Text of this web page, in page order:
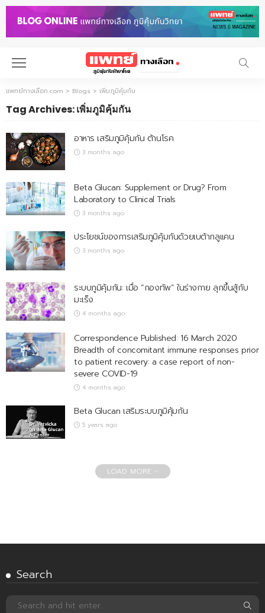
แพทย์ทางเลือก.com > Blogs > เพิ่มภูมิคุ้มกัน
Tag Archives: เพิ่มภูมิคุ้มกัน
อาหาร เสริมภูมิคุ้มกัน ต้านโรค
3 months ago
Beta Glucan: Supplement or Drug? From
Laboratory to Clinical Trials
3 months ago
ประโยชน์ของการเสริมภูมิคุ้มกันด้วยเบต้ากลูแคน
3 months ago
ระบบภูมิคุ้มกัน: เมื่อ “กองทัพ” ในร่างกาย ลุกขึ้นสู้กับ
มะเร็ง
4 months ago
Correspondence Published: 16 March 2020
Breadth of concomitant immune responses prior
to patient recovery: a case report of non-
severe COVID-19
4 months ago
Beta Glucan เสริมระบบภูมิคุ้มกัน
5 years ago
LOAD MORE
Search